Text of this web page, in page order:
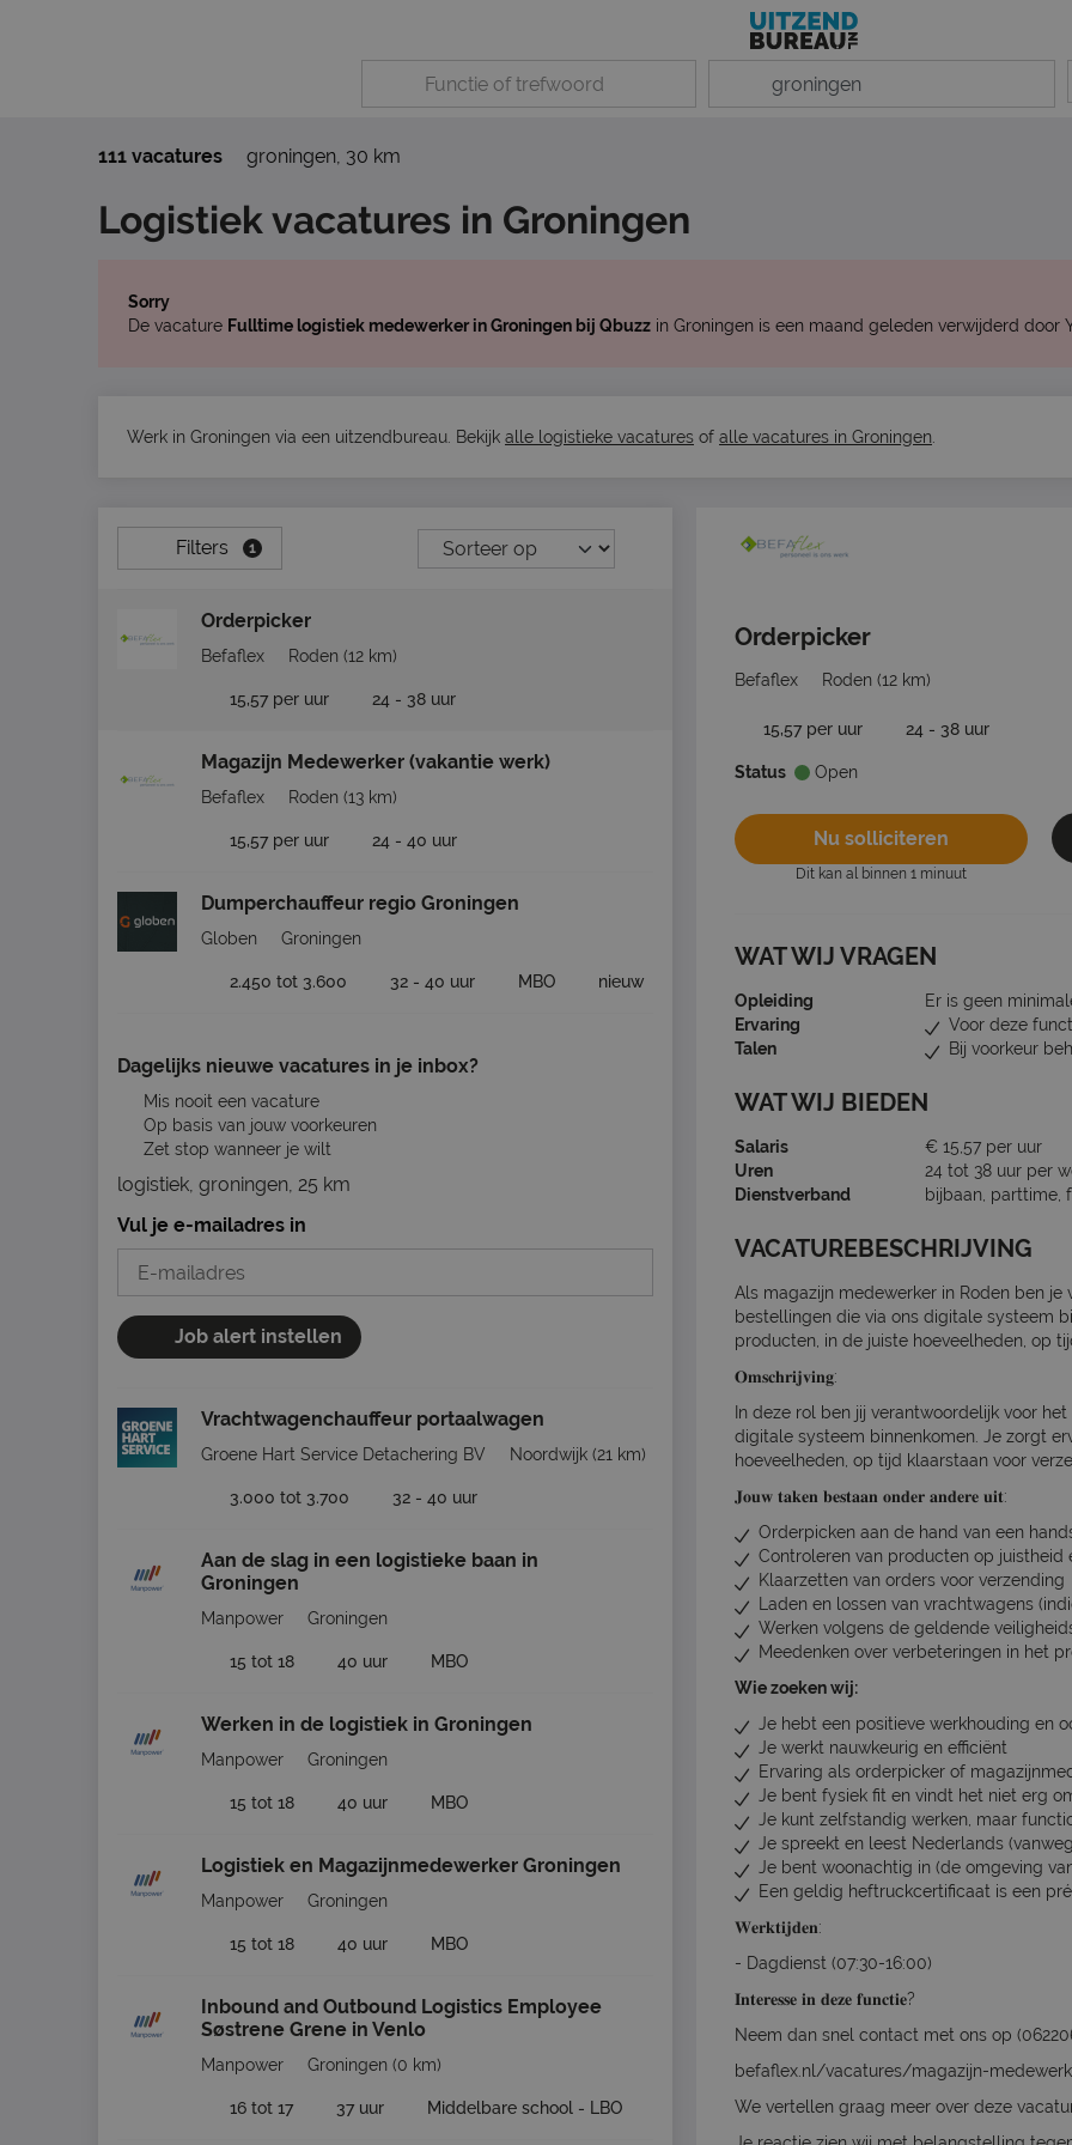
111 vacatures groningen, 30 km
Logistiek vacatures in Groningen
Sorry
De vacature Fulltime logistiek medewerker in Groningen bij Qbuzz in Groningen is een maand geleden verwijderd door
Werk in Groningen via een uitzendbureau. Bekijk alle logistieke vacatures of alle vacatures in Groningen
Filters 1
Orderpicker
Befaflex Roden (12 km)
15,57 per uur 24 - 38 uur
Magazijn Medewerker (vakantie werk)
Befaflex Roden (13 km)
15,57 per uur 24 - 40 uur
Dumperchauffeur regio Groningen
Globen Groningen
2.450 tot 3.600 32 - 40 uur MBO nieuw
Dagelijks nieuwe vacatures in je inbox?
Mis nooit een vacature
Op basis van jouw voorkeuren
Zet stop wanneer je wilt
logistiek, groningen, 25 km
Vul je e-mailadres in
Job alert instellen
Vrachtwagenchauffeur portaalwagen
Groene Hart Service Detachering BV Noordwijk (21 km)
3.000 tot 3.700 32 - 40 uur
Aan de slag in een logistieke baan in
Groningen
Manpower Groningen
15 tot 18 40 uur MBO
Werken in de logistiek in Groningen
Manpower Groningen
15 tot 18 40 uur MBO
Logistiek en Magazijnmedewerker Groningen
Manpower Groningen
15 tot 18 40 uur MBO
Inbound and Outbound Logistics Employee
Søstrene Grene in Venlo
Manpower Groningen (0 km)
16 tot 17 37 uur Middelbare school - LBO
Orderpicker
Befaflex Roden (12 km)
15,57 per uur 24 - 38 uur
Status Open
Nu solliciteren
Dit kan al binnen 1 minuut
WAT WIJ VRAGEN
Opleiding
Er is geen
Ervaring
Voor deze
Talen
Bij voorkeur
WAT WIJ BIEDEN
Salaris
€ 15,57 per uur
Uren
24 tot 38 uur per
Dienstverband
bijbaan, parttime,
VACATUREBESCHRIJVING
Als magazijn medewerker in Roden ben
bestellingen die via ons digitale systeem
producten, in de juiste hoeveelheden, op
𝐎𝐦𝐬𝐜𝐡𝐫𝐢𝐣𝐯𝐢𝐧𝐠:
In deze rol ben jij verantwoordelijk voor
digitale systeem binnenkomen. Je zorgt
hoeveelheden, op tijd klaarstaan voor
𝐉𝐨𝐮𝐰 𝐭𝐚𝐤𝐞𝐧 𝐛𝐞𝐬𝐭𝐚𝐚𝐧 𝐨𝐧𝐝𝐞𝐫 𝐚𝐧𝐝𝐞𝐫𝐞 𝐮𝐢𝐭:
Orderpicken aan de hand van een
Controleren van producten op juistheid
Klaarzetten van orders voor verzending
Laden en lossen van vrachtwagens
Werken volgens de geldende
Meedenken over verbeteringen in het
Wie zoeken wij:
Je hebt een positieve werkhouding en
Je werkt nauwkeurig en efficiënt
Ervaring als orderpicker of
Je bent fysiek fit en vindt het niet erg
Je kunt zelfstandig werken, maar
Je spreekt en leest Nederlands
Je bent woonachtig in (de omgeving
Een geldig heftruckcertificaat is een
𝐖𝐞𝐫𝐤𝐭𝐢𝐣𝐝𝐞𝐧:
- Dagdienst (07:30-16:00)
𝐈𝐧𝐭𝐞𝐫𝐞𝐬𝐬𝐞 𝐢𝐧 𝐝𝐞𝐳𝐞 𝐟𝐮𝐧𝐜𝐭𝐢𝐞?
Neem dan snel contact met ons op
befaflex.nl/vacatures/magazijn-
We vertellen graag meer over deze